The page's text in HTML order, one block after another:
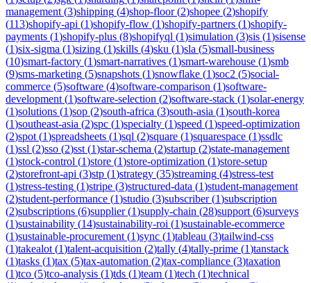
management (3)shipping (4)shop-floor(2)shopee (2)shopify
(113)shopify-api (1)shopify-flow (1)shopify-partners (1)shopify-
payments (1)shopify-plus (8)shopifyql (1)simulation (3)sis (1)sisense
(1)six-sigma (1)sizing (1)skills (4)sku (1)sla (5)small-business
(10)smart-factory (1)smart-narratives (1)smart-warehouse (1)smb
(9)sms-marketing (5)snapshots (1)snowflake (1)soc2 (5)social-
commerce (5)software (4)software-comparison (1)software-
development (1)software-selection (2)software-stack (1)solar-energy
(1)solutions (1)sop (2)south-africa (3)south-asia (1)south-korea
(1)southeast-asia (2)spc (1)specialty (1)speed (1)speed-optimization
(2)spot (1)spreadsheets (1)sql (2)square (1)squarespace (1)ssdlc
(1)ssl (2)sso (2)sst (1)star-schema (2)startup (2)state-management
(1)stock-control (1)store (1)store-optimization (1)store-setup
(2)storefront-api (3)stp (1)strategy (35)streaming (4)stress-test
(1)stress-testing (1)stripe (3)structured-data (1)student-management
(2)student-performance (1)studio (3)subscriber(1)subscription
(2)subscriptions (6)supplier(1)supply-chain (28)support (6)surveys
(1)sustainability (14)sustainability-roi (1)sustainable-ecommerce
(1)sustainable-procurement (1)sync (1)tableau (3)tailwind-css
(1)takealot (1)talent-acquisition (2)tally (4)tally-prime (1)tanstack
(1)tasks (1)tax (5)tax-automation (2)tax-compliance (3)taxation
(1)tco (5)tco-analysis (1)tds (1)team (1)tech (1)technical